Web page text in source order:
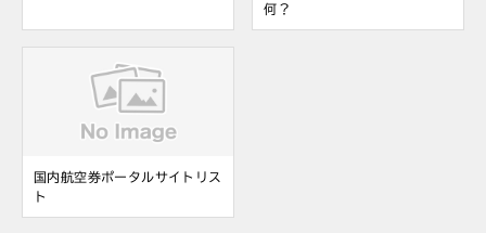
何？
国内航空券ポータルサイトリス
ト